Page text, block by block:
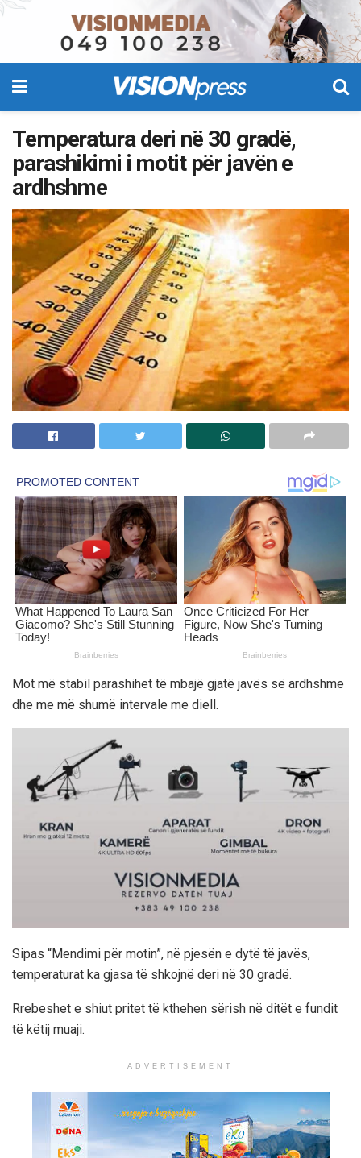
Temperatura deri në 30 gradë,
parashikimi i motit për javën e
ardhshme
Mot më stabil parashihet të mbajë gjatë javës së ardhshme
dhe me më shumë intervale me diell.
Sipas “Mendimi për motin”, në pjesën e dytë të javës,
temperaturat ka gjasa të shkojnë deri në 30 gradë.
Rrebeshet e shiut pritet të kthehen sërish në ditët e fundit
të këtij muaji.
ADVERTISEMENT